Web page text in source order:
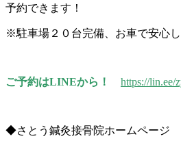
予約できます！
※駐車場２０台完備、お車で安心
ご予約はLINEから！ https://lin.ee/
◆さとう鍼灸接骨院ホームページ